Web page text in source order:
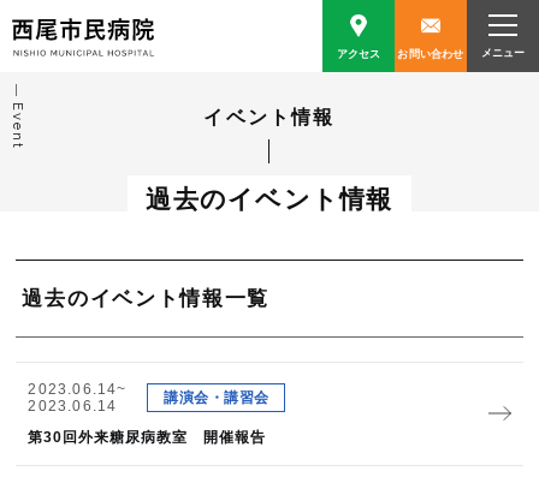
アクセス お問い合わせ
Event イベント情報
過去のイベント情報
過去のイベント情報一覧
2023.06.14~
2023.06.14
講演会・講習会
第30回外来糖尿病教室 開催報告